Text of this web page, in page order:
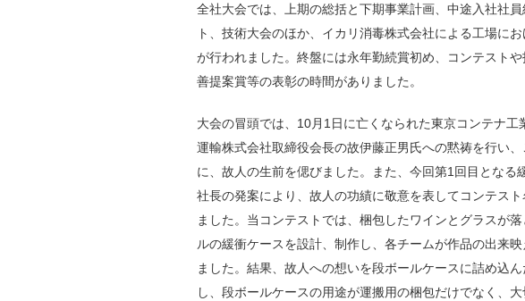
全社大会では、上期の総括と下期事業計画、中途入社社
ト、技術大会のほか、イカリ消毒株式会社による工場に
が行われました。終盤には永年勤続賞初め、コンテスト
善提案賞等の表彰の時間がありました。
大会の冒頭では、10月1日に亡くなられた東京コンテナ工
運輸株式会社取締役会長の故伊藤正男氏への黙祷を行い
に、故人の生前を偲びました。また、今回第1回目となる
社長の発案により、故人の功績に敬意を表してコンテス
ました。当コンテストでは、梱包したワインとグラスが
ルの緩衝ケースを設計、制作し、各チームが作品の出来
ました。結果、故人への想いを段ボールケースに詰め込
し、段ボールケースの用途が運搬用の梱包だけでなく、